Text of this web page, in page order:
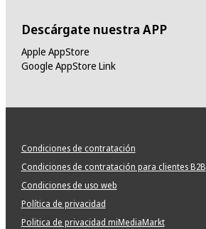
Descárgate nuestra APP
Apple AppStore
Google AppStore Link
Condiciones de contratación
Condiciones de contratación para clientes B2B
Condiciones de uso web
Política de privacidad
Politica de privacidad miMediaMarkt